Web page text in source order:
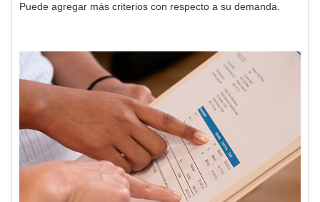
Puede agregar más criterios con respecto a su demanda.